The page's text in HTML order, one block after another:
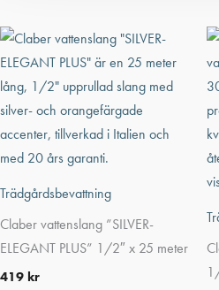
Trädgårdsbevattning
Claber vattenslang ”SILVER-
ELEGANT PLUS” 1/2″ x 25 meter
419 kr